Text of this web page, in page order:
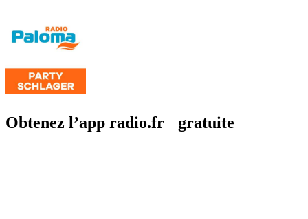
Obtenez l’app radio.fr gratuite